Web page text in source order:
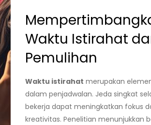
Waktu Istirahat
Pemulihan
Waktu istirahat merupakan
dalam penjadwalan. Jeda singkat
bekerja dapat meningkatkan fokus
kreativitas. Penelitian menunjukkan